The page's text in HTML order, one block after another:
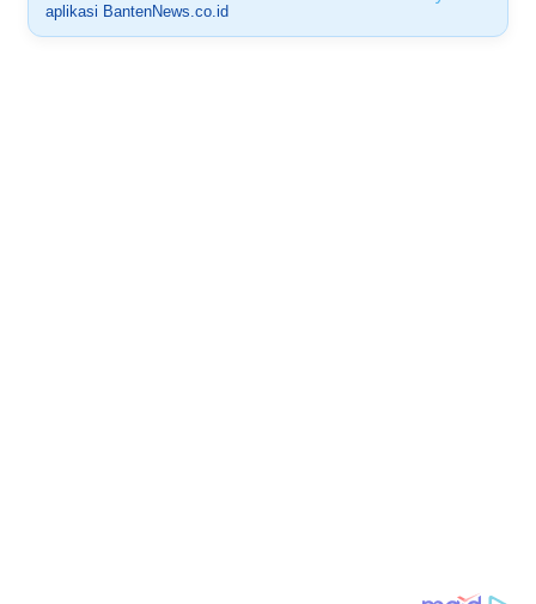
aplikasi BantenNews.co.id